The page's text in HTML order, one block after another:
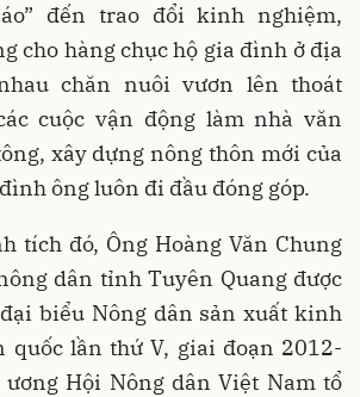
đến trao đổi kinh nghiệm,
cho hàng chục hộ gia đình ở địa
chăn nuôi vươn lên thoát
cuộc vận động làm nhà văn
xây dựng nông thôn mới của
ông luôn đi đầu đóng góp.
tích đó, Ông Hoàng Văn Chung
dân tỉnh Tuyên Quang được
biểu Nông dân sản xuất kinh
quốc lần thứ V, giai đoạn 2012-
Hội Nông dân Việt Nam tổ